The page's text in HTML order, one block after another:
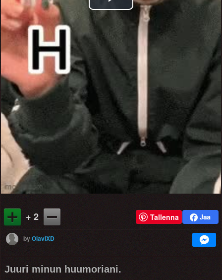
Play
Video
+ 2 Tallenna
byOlaviXD
Juuri minun huumoriani.